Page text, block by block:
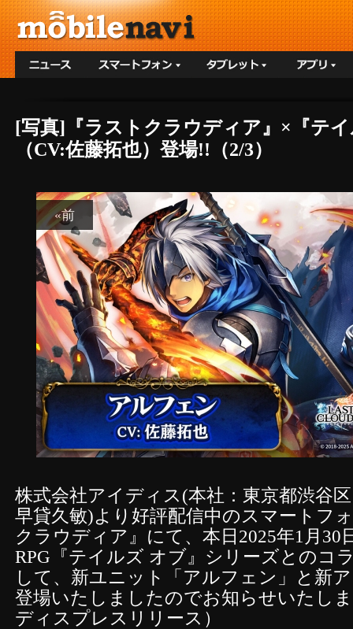
[写真]『ラストクラウディア』×『テ
（CV:佐藤拓也）登場!!（2/3）
«前
株式会社アイディス(本社：東京都渋谷
早貸久敏)より好評配信中のスマートフ
クラウディア』にて、本日2025年1月30
RPG『テイルズ オブ』シリーズとのコ
して、新ユニット「アルフェン」と新
登場いたしましたのでお知らせいたし
ディスプレスリリース）